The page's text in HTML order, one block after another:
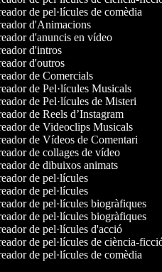
de pel·lícules de comèdia
d'Animacions
d'anuncis en vídeo
d'intros
d'outros
de Comercials
de Pel·lícules Musicals
de Pel·lícules de Misteri
de Reels d’Instagram
de Videoclips Musicals
de Vídeos de Comentari
de collages de vídeo
de dibuixos animats
de pel·lícules
de pel·lícules
de pel·lícules biogràfiques
de pel·lícules biogràfiques
de pel·lícules d'acció
de pel·lícules de ciència-ficció
de pel·lícules de comèdia